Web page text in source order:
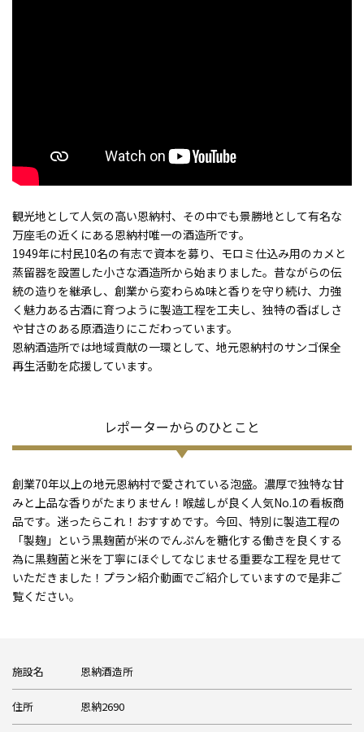
観光地として人気の高い恩納村、その中でも景勝地として有名な
万座毛の近くにある恩納村唯一の酒造所です。
1949年に村民10名の有志で資本を募り、モロミ仕込み用のカメと
蒸留器を設置した小さな酒造所から始まりました。昔ながらの伝
統の造りを継承し、創業から変わらぬ味と香りを守り続け、力強
く魅力ある古酒に育つように製造工程を工夫し、独特の香ばしさ
や甘さのある原酒造りにこだわっています。
恩納酒造所では地域貢献の一環として、地元恩納村のサンゴ保全
再生活動を応援しています。
レポーターからのひとこと
創業70年以上の地元恩納村で愛されている泡盛。濃厚で独特な甘
みと上品な香りがたまりません！喉越しが良く人気No.1の看板商
品です。迷ったらこれ！おすすめです。今回、特別に製造工程の
「製麹」という黒麹菌が米のでんぷんを糖化する働きを良くする
為に黒麹菌と米を丁寧にほぐしてなじませる重要な工程を見せて
いただきました！プラン紹介動画でご紹介していますので是非ご
覧ください。
施設名 恩納酒造所
住所 恩納2690